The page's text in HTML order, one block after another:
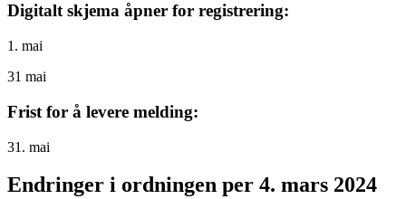
Digitalt skjema åpner for registrering:
1. mai
31 mai
Frist for å levere melding:
31. mai
Endringer i ordningen per 4. mars 2024